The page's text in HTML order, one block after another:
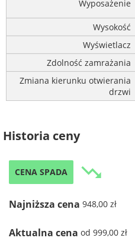
Wyposażenie
Wysokość
Wyświetlacz
Zdolność zamrażania
Zmiana kierunku otwierania
drzwi
Historia ceny
CENA SPADA trending_down
Najniższa cena 948,00 zł
Aktualna cena od 999,00 zł